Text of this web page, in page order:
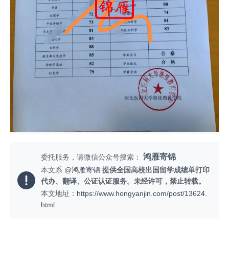
委托服务，请微信公众号搜索： 鸿雁寄锦
本文系 @鸿雁寄锦 提供全国高校出国留学成绩单打印
代办、翻译、公证认证服务。未经许可，禁止转载。
本文地址： https://www.hongyanjin.com/post/13624.
html